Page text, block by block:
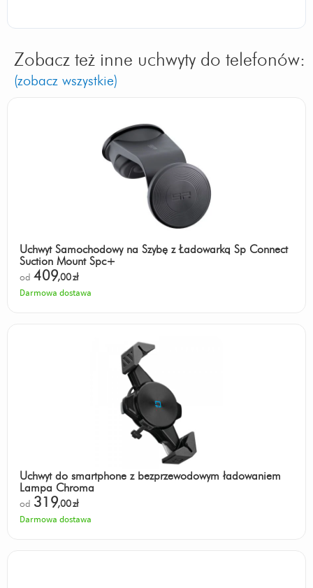
Zobacz też inne uchwyty do telefonów:
(zobacz wszystkie)
Uchwyt Samochodowy na Szybę z Ładowarką Sp Connect
Suction Mount Spc+
od 409,00zł
Darmowa dostawa
Uchwyt do smartphone z bezprzewodowym ładowaniem
Lampa Chroma
od 319,00zł
Darmowa dostawa